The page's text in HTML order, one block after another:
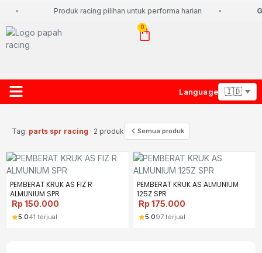
Produk racing pilihan untuk performa harian
0
Language
Tag: parts spr racing · 2 produk Semua produk
PEMBERAT KRUK AS FIZ R
ALMUNIUM SPR
Rp 150.000
5.041 terjual
PEMBERAT KRUK AS ALMUNIUM
125Z SPR
Rp 175.000
5.097 terjual